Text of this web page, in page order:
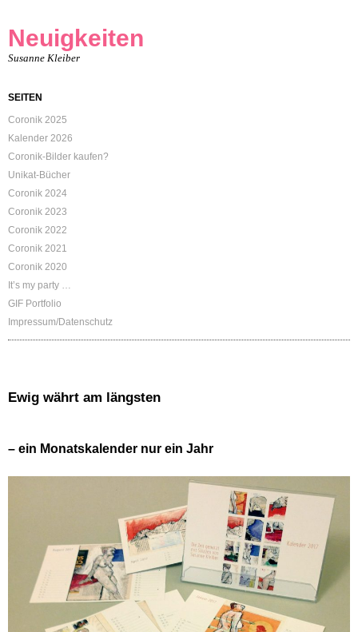
Neuigkeiten
Susanne Kleiber
SEITEN
Coronik 2025
Kalender 2026
Coronik-Bilder kaufen?
Unikat-Bücher
Coronik 2024
Coronik 2023
Coronik 2022
Coronik 2021
Coronik 2020
It’s my party …
GIF Portfolio
Impressum/Datenschutz
Ewig währt am längsten
– ein Monatskalender nur ein Jahr